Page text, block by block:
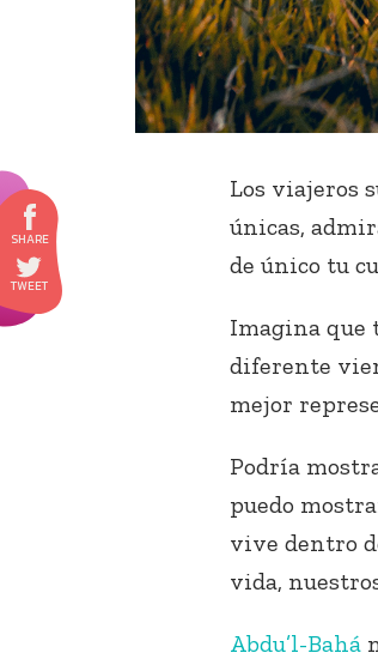
Los viajeros
únicas,
de único tu
Imagina que
diferente
mejor
Podría
puedo
vive dentro
vida,
Abdu’l-Bahá